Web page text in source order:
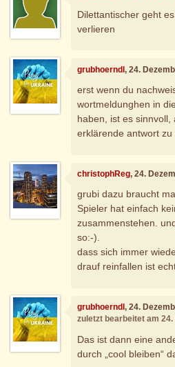
Dilettantischer geht
verlieren
grubhoerndl, 24.
erst wenn du
wortmeldunghen in
haben, ist es
erklärende antwort zu
christophReg, 24.
grubi dazu braucht
Spieler hat einfach
zusammenstehen.
so:-).
dass sich immer
drauf reinfallen ist
grubhoerndl, 24.
zuletzt bearbeitet am
Das ist dann eine
durch „cool bleiben“